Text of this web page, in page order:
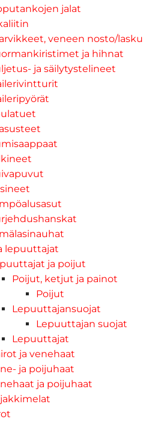
jalat
veneen nosto/lasku
ja hihnat
ja säilytystelineet
lepuuttajat
ja poijut
Poijut, ketjut ja painot
Poijut
Lepuuttajansuojat
Lepuuttajan suojat
Lepuuttajat
ja venehaat
ja poijuhaat
ja poijuhaat